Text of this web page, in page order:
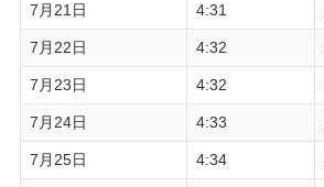
7月21日 4:31
7月22日 4:32
7月23日 4:32
7月24日 4:33
7月25日 4:34